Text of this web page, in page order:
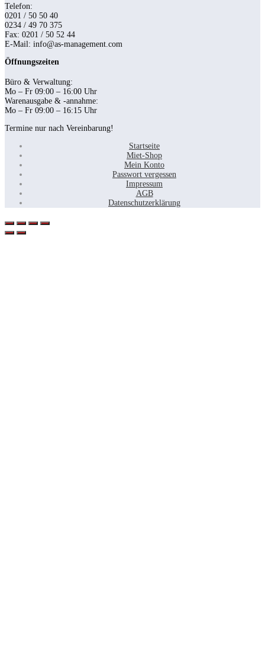
Telefon:
0201 / 50 50 40
0234 / 49 70 375
Fax: 0201 / 50 52 44
E-Mail: info@as-management.com
Öffnungszeiten
Büro & Verwaltung:
Mo – Fr 09:00 – 16:00 Uhr
Warenausgabe & -annahme:
Mo – Fr 09:00 – 16:15 Uhr
Termine nur nach Vereinbarung!
Startseite
Miet-Shop
Mein Konto
Passwort vergessen
Impressum
AGB
Datenschutzerklärung